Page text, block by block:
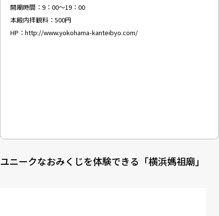
開廟時間：9：00～19：00
本殿内拝観料：500円
HP： http://www.yokohama-kanteibyo.com/
ユニークなおみくじを体験できる「横浜媽祖廟」